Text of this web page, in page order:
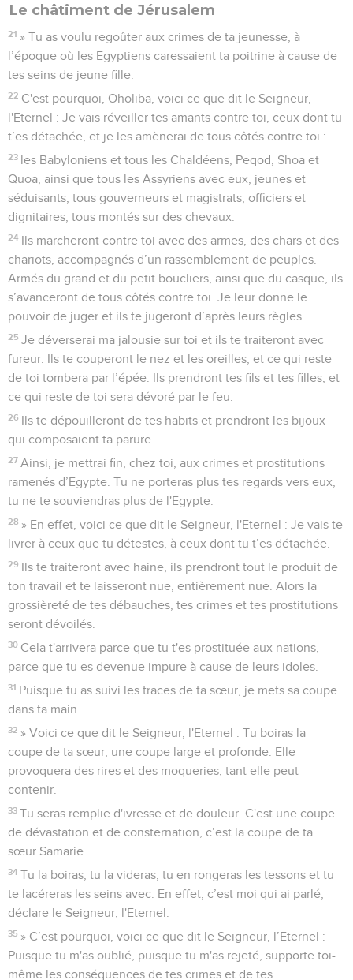
Le châtiment de Jérusalem
21 » Tu as voulu regoûter aux crimes de ta jeunesse, à
l’époque où les Egyptiens caressaient ta poitrine à cause de
tes seins de jeune fille.
22 C'est pourquoi, Oholiba, voici ce que dit le Seigneur,
l'Eternel : Je vais réveiller tes amants contre toi, ceux dont tu
t’es détachée, et je les amènerai de tous côtés contre toi :
23 les Babyloniens et tous les Chaldéens, Peqod, Shoa et
Quoa, ainsi que tous les Assyriens avec eux, jeunes et
séduisants, tous gouverneurs et magistrats, officiers et
dignitaires, tous montés sur des chevaux.
24 Ils marcheront contre toi avec des armes, des chars et des
chariots, accompagnés d’un rassemblement de peuples.
Armés du grand et du petit boucliers, ainsi que du casque, ils
s’avanceront de tous côtés contre toi. Je leur donne le
pouvoir de juger et ils te jugeront d’après leurs règles.
25 Je déverserai ma jalousie sur toi et ils te traiteront avec
fureur. Ils te couperont le nez et les oreilles, et ce qui reste
de toi tombera par l’épée. Ils prendront tes fils et tes filles, et
ce qui reste de toi sera dévoré par le feu.
26 Ils te dépouilleront de tes habits et prendront les bijoux
qui composaient ta parure.
27 Ainsi, je mettrai fin, chez toi, aux crimes et prostitutions
ramenés d’Egypte. Tu ne porteras plus tes regards vers eux,
tu ne te souviendras plus de l'Egypte.
28 » En effet, voici ce que dit le Seigneur, l'Eternel : Je vais te
livrer à ceux que tu détestes, à ceux dont tu t’es détachée.
29 Ils te traiteront avec haine, ils prendront tout le produit de
ton travail et te laisseront nue, entièrement nue. Alors la
grossièreté de tes débauches, tes crimes et tes prostitutions
seront dévoilés.
30 Cela t'arrivera parce que tu t'es prostituée aux nations,
parce que tu es devenue impure à cause de leurs idoles.
31 Puisque tu as suivi les traces de ta sœur, je mets sa coupe
dans ta main.
32 » Voici ce que dit le Seigneur, l'Eternel : Tu boiras la
coupe de ta sœur, une coupe large et profonde. Elle
provoquera des rires et des moqueries, tant elle peut
contenir.
33 Tu seras remplie d'ivresse et de douleur. C'est une coupe
de dévastation et de consternation, c’est la coupe de ta
sœur Samarie.
34 Tu la boiras, tu la videras, tu en rongeras les tessons et tu
te lacéreras les seins avec. En effet, c’est moi qui ai parlé,
déclare le Seigneur, l'Eternel.
35 » C’est pourquoi, voici ce que dit le Seigneur, l’Eternel :
Puisque tu m'as oublié, puisque tu m'as rejeté, supporte toi-
même les conséquences de tes crimes et de tes